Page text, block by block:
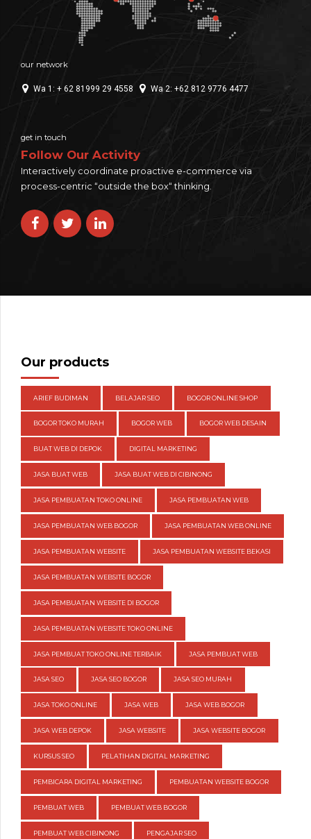
our network
Wa 1: + 62 81999 29 4558 Wa 2: +62 812 9776 4477
get in touch
Follow Our Activity
Interactively coordinate proactive e-commerce via
process-centric “outside the box“ thinking.
Our products
ARIEF BUDIMAN BELAJAR SEO BOGOR ONLINE SHOP
BOGOR TOKO MURAH BOGOR WEB BOGOR WEB DESAIN
BUAT WEB DI DEPOK DIGITAL MARKETING
JASA BUAT WEB JASA BUAT WEB DI CIBINONG
JASA PEMBUATAN TOKO ONLINE JASA PEMBUATAN WEB
JASA PEMBUATAN WEB BOGOR JASA PEMBUATAN WEB ONLINE
JASA PEMBUATAN WEBSITE JASA PEMBUATAN WEBSITE BEKASI
JASA PEMBUATAN WEBSITE BOGOR
JASA PEMBUATAN WEBSITE DI BOGOR
JASA PEMBUATAN WEBSITE TOKO ONLINE
JASA PEMBUAT TOKO ONLINE TERBAIK JASA PEMBUAT WEB
JASA SEO JASA SEO BOGOR JASA SEO MURAH
JASA TOKO ONLINE JASA WEB JASA WEB BOGOR
JASA WEB DEPOK JASA WEBSITE JASA WEBSITE BOGOR
KURSUS SEO PELATIHAN DIGITAL MARKETING
PEMBICARA DIGITAL MARKETING PEMBUATAN WEBSITE BOGOR
PEMBUAT WEB PEMBUAT WEB BOGOR
PEMBUAT WEB CIBINONG PENGAJAR SEO